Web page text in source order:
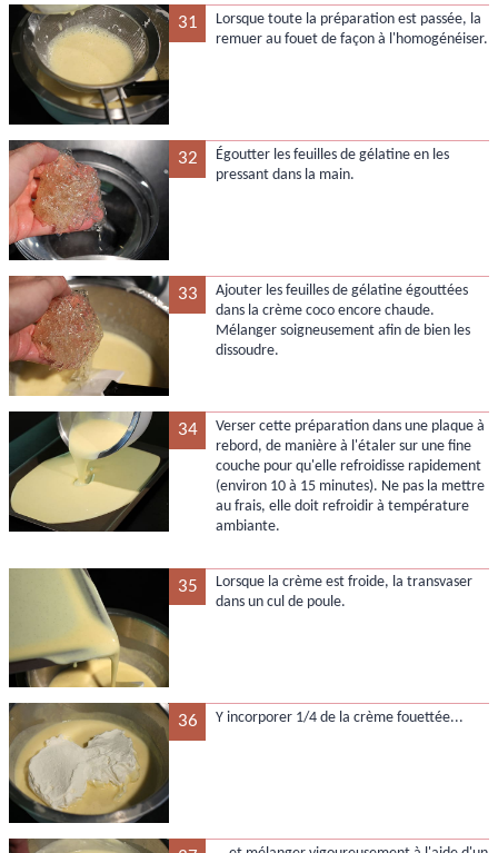
31
Lorsque toute la préparation est passée, la
remuer au fouet de façon à l'homogénéiser.
32
Égoutter les feuilles de gélatine en les
pressant dans la main.
33
Ajouter les feuilles de gélatine égouttées
dans la crème coco encore chaude.
Mélanger soigneusement afin de bien les
dissoudre.
34
Verser cette préparation dans une plaque à
rebord, de manière à l'étaler sur une fine
couche pour qu'elle refroidisse rapidement
(environ 10 à 15 minutes). Ne pas la mettre
au frais, elle doit refroidir à température
ambiante.
35
Lorsque la crème est froide, la transvaser
dans un cul de poule.
36 Y incorporer 1/4 de la crème fouettée...